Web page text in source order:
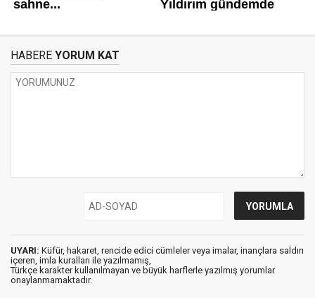
HABERE YORUM KAT
UYARI: Küfür, hakaret, rencide edici cümleler veya imalar, inançlara saldırı
içeren, imla kuralları ile yazılmamış,
Türkçe karakter kullanılmayan ve büyük harflerle yazılmış yorumlar
onaylanmamaktadır.